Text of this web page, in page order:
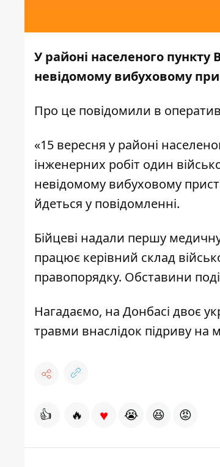
У районі населеного пункту
невідомому вибуховому
Про це повідомили в
«15 вересня у районі
інженерних робіт один
невідомому вибуховому
йдеться у повідомленні.
Бійцеві надали першу
працює керівний склад
правопорядку. Обставини
Нагадаємо, на Донбасі двоє
травми внаслідок підриву на
👍 🔥 ♥ 😭 😆 😡